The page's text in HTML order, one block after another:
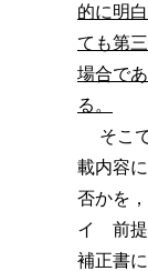
的に明
ても第
場合で
る。
そこで
載内容
否かを
イ 前提
補正書